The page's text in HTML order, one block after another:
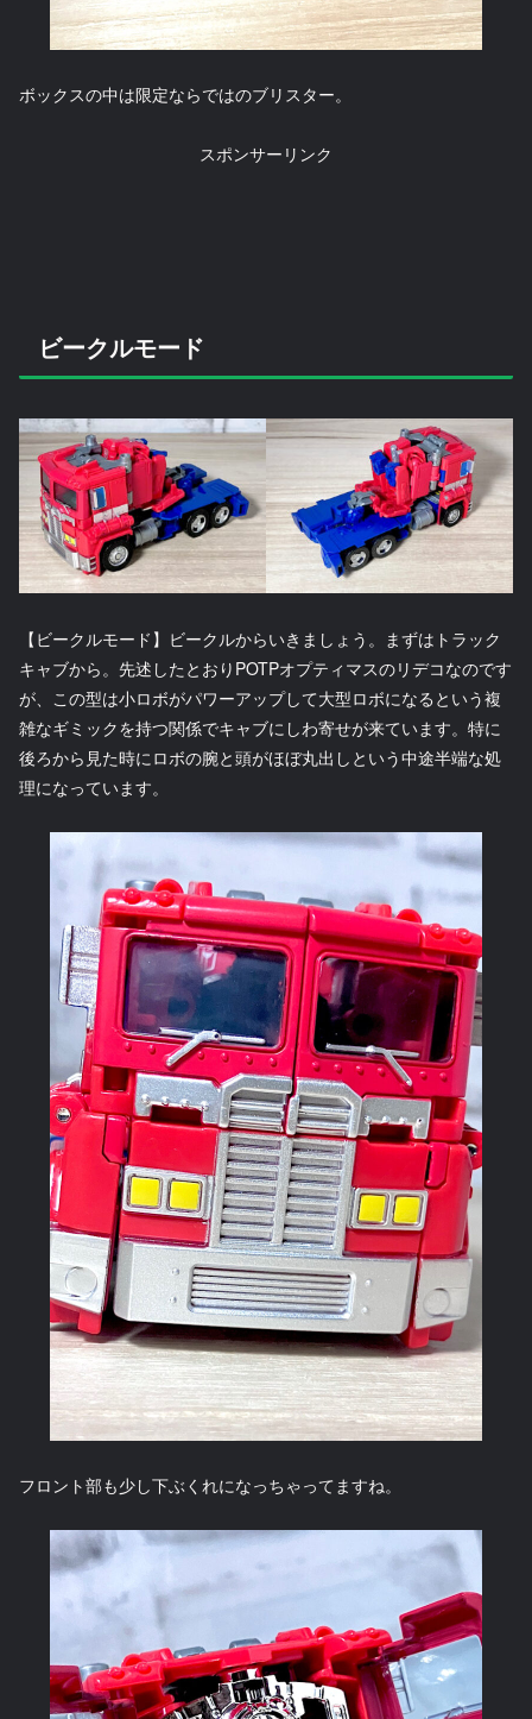
ボックスの中は限定ならではのブリスター。
スポンサーリンク
ビークルモード
【ビークルモード】ビークルからいきましょう。まずはトラック
キャブから。先述したとおりPOTPオプティマスのリデコなのです
が、この型は小ロボがパワーアップして大型ロボになるという複
雑なギミックを持つ関係でキャブにしわ寄せが来ています。特に
後ろから見た時にロボの腕と頭がほぼ丸出しという中途半端な処
理になっています。
フロント部も少し下ぶくれになっちゃってますね。